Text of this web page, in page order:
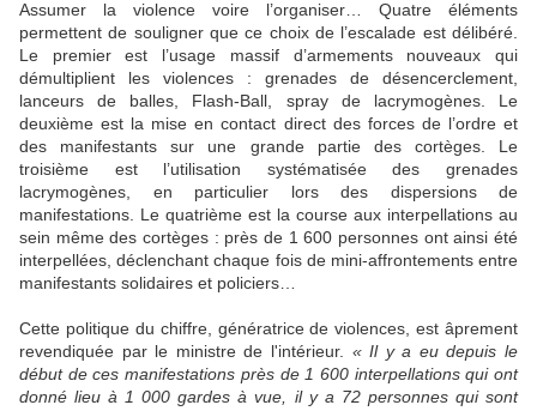
Assumer la violence voire l’organiser… Quatre éléments
permettent de souligner que ce choix de l’escalade est délibéré.
Le premier est l’usage massif d’armements nouveaux qui
démultiplient les violences : grenades de désencerclement,
lanceurs de balles, Flash-Ball, spray de lacrymogènes. Le
deuxième est la mise en contact direct des forces de l’ordre et
des manifestants sur une grande partie des cortèges. Le
troisième est l’utilisation systématisée des grenades
lacrymogènes, en particulier lors des dispersions de
manifestations. Le quatrième est la course aux interpellations au
sein même des cortèges : près de 1 600 personnes ont ainsi été
interpellées, déclenchant chaque fois de mini-affrontements entre
manifestants solidaires et policiers…
Cette politique du chiffre, génératrice de violences, est âprement
revendiquée par le ministre de l'intérieur. « Il y a eu depuis le
début de ces manifestations près de 1 600 interpellations qui ont
donné lieu à 1 000 gardes à vue, il y a 72 personnes qui sont